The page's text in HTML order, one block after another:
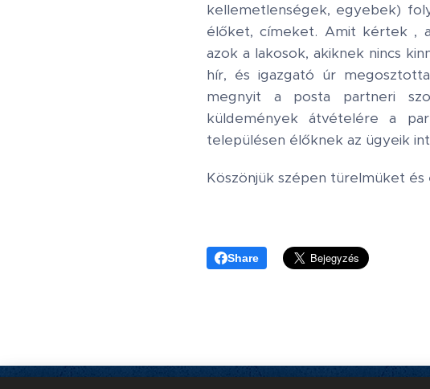
kellemetlenségek, egyebek)
élőket, címeket. Amit kértek ,
azok a lakosok, akiknek nincs
hír, és igazgató úr
megnyit a posta partneri
küldemények átvételére a
településen élőknek az ügyeik
Köszönjük szépen türelmüket
Share